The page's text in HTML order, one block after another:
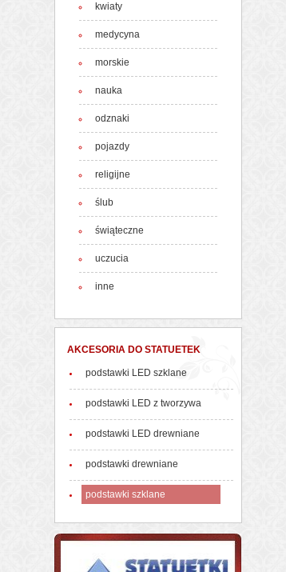
kwiaty
medycyna
morskie
nauka
odznaki
pojazdy
religijne
ślub
świąteczne
uczucia
inne
AKCESORIA DO STATUETEK
podstawki LED szklane
podstawki LED z tworzywa
podstawki LED drewniane
podstawki drewniane
podstawki szklane